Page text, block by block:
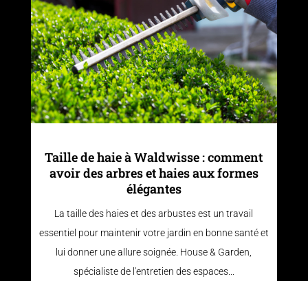
Taille de haie à Waldwisse : comment
avoir des arbres et haies aux formes
élégantes
La taille des haies et des arbustes est un travail
essentiel pour maintenir votre jardin en bonne santé et
lui donner une allure soignée. House & Garden,
spécialiste de l'entretien des espaces...